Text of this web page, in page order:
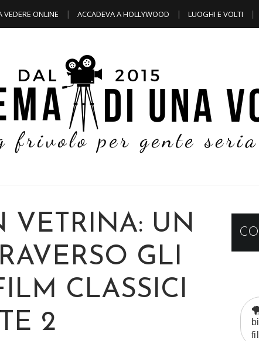
VEDERE ONLINE ACCADEVA A HOLLYWOOD LUOGHI E VOLTI
VETRINA: UN
GLI
CLASSICI
2